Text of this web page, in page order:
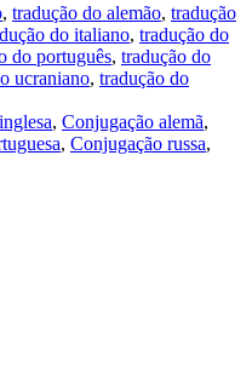
, tradução do alemão, tradução
do italiano, tradução do
do português, tradução do
ucraniano, tradução do
, Conjugação alemã,
, Conjugação russa,